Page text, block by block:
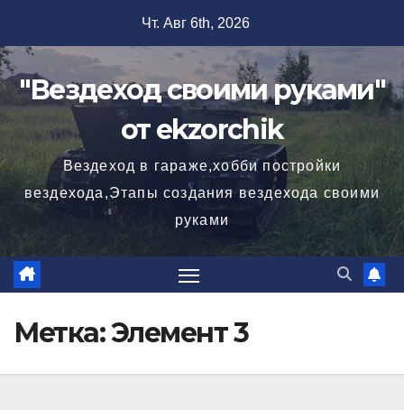
содержимому
Чт. Авг 6th, 2026
"Вездеход своими руками"
от ekzorchik
Вездеход в гараже,хобби постройки
вездехода,Этапы создания вездехода своими
руками
Метка:Элемент 3